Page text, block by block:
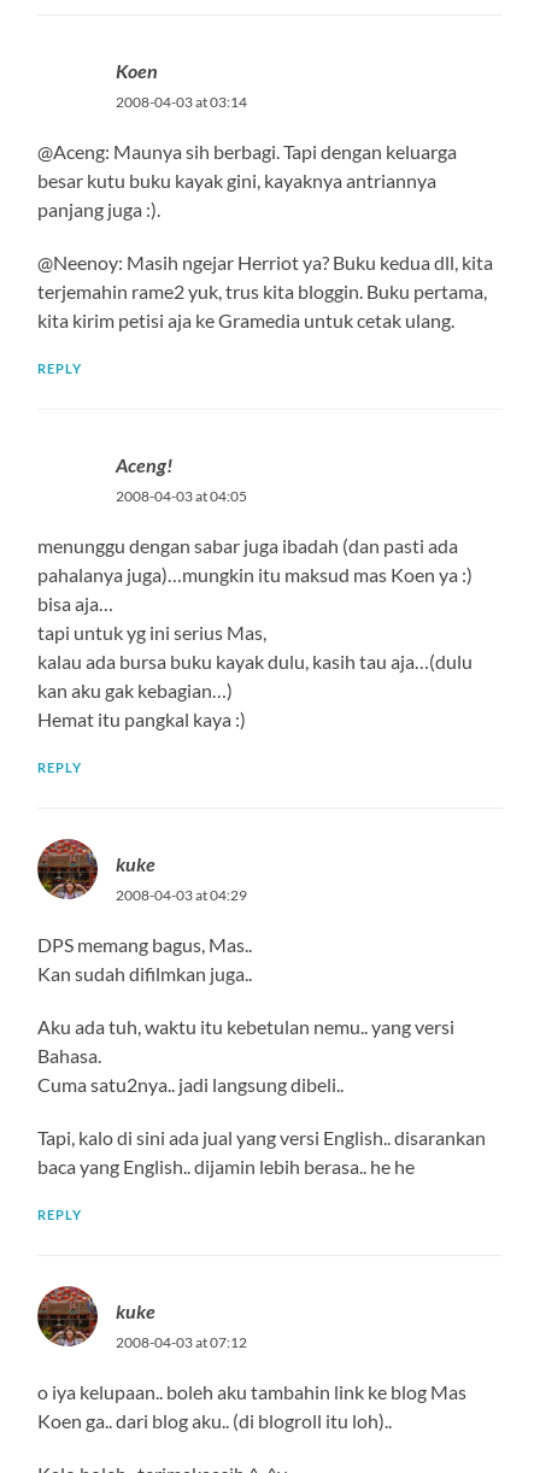
Koen
2008-04-03 at 03:14
@Aceng: Maunya sih berbagi. Tapi dengan keluarga
besar kutu buku kayak gini, kayaknya antriannya
panjang juga :).
@Neenoy: Masih ngejar Herriot ya? Buku kedua dll, kita
terjemahin rame2 yuk, trus kita bloggin. Buku pertama,
kita kirim petisi aja ke Gramedia untuk cetak ulang.
REPLY
Aceng!
2008-04-03 at 04:05
menunggu dengan sabar juga ibadah (dan pasti ada
pahalanya juga)…mungkin itu maksud mas Koen ya :)
bisa aja…
tapi untuk yg ini serius Mas,
kalau ada bursa buku kayak dulu, kasih tau aja…(dulu
kan aku gak kebagian…)
Hemat itu pangkal kaya :)
REPLY
kuke
2008-04-03 at 04:29
DPS memang bagus, Mas..
Kan sudah difilmkan juga..
Aku ada tuh, waktu itu kebetulan nemu.. yang versi
Bahasa.
Cuma satu2nya.. jadi langsung dibeli..
Tapi, kalo di sini ada jual yang versi English.. disarankan
baca yang English.. dijamin lebih berasa.. he he
REPLY
kuke
2008-04-03 at 07:12
o iya kelupaan.. boleh aku tambahin link ke blog Mas
Koen ga.. dari blog aku.. (di blogroll itu loh)..